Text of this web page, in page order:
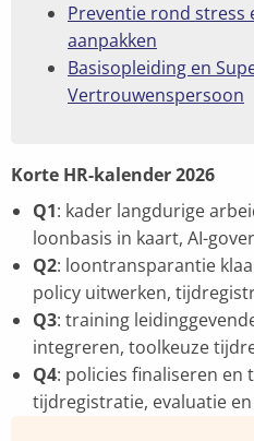
Preventie rond
aanpakken
Basisopleiding en
Vertrouwenspersoon
Korte HR-kalender 2026
Q1: kader langdurige
loonbasis in kaart, AI-
Q2: loontransparantie
policy uitwerken,
Q3: training
integreren, toolkeuze
Q4: policies finaliseren en
tijdregistratie, evaluatie